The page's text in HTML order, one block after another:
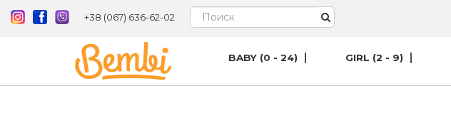
+38 (067) 636-62-02
BABY (0 - 24) GIRL (2 - 9)